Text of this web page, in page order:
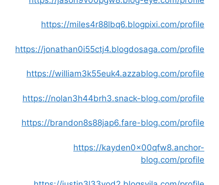
https://miles4r88lbq6.blogpixi.com/profile
https://jonathan0i55ctj4.blogdosaga.com/profile
https://william3k55euk4.azzablog.com/profile
https://nolan3h44brh3.snack-blog.com/profile
https://brandon8s88jap6.fare-blog.com/profile
https://kayden0x00qfw8.anchor-
blog.com/profile